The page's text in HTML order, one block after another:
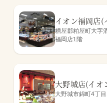
イオン福岡店(
糟屋郡粕屋町大字
福岡店1階
大野城店(イオ
大野城市錦町4丁